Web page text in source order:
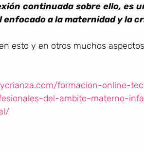
continuada sobre ello, es
a la maternidad y la
esto y en otros muchos
formacion-online-
del-ambito-materno-